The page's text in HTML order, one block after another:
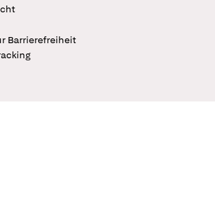
Barrierefreiheit